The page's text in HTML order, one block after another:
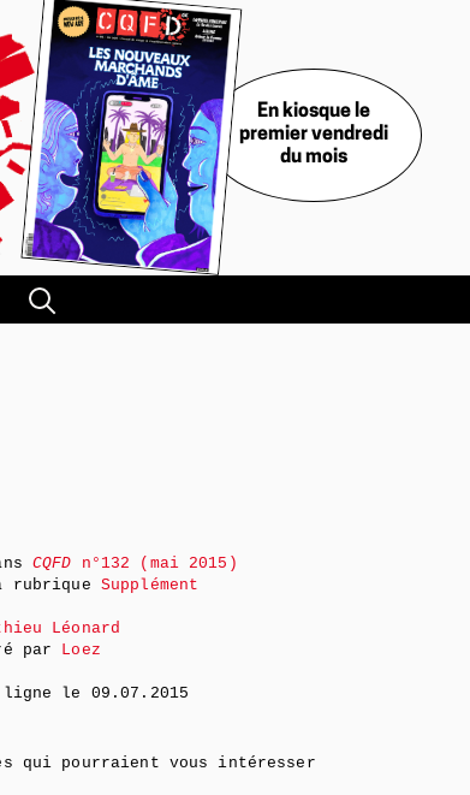
En kiosque le
premier vendredi
du mois
CQFD n°132 (mai 2015)
rubrique Supplément
Léonard
par Loez
ligne le 09.07.2015
qui pourraient vous intéresser